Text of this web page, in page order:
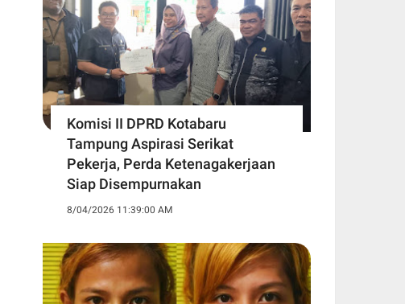
Komisi II DPRD Kotabaru
Tampung Aspirasi Serikat
Pekerja, Perda Ketenagakerjaan
Siap Disempurnakan
8/04/2026 11:39:00 AM